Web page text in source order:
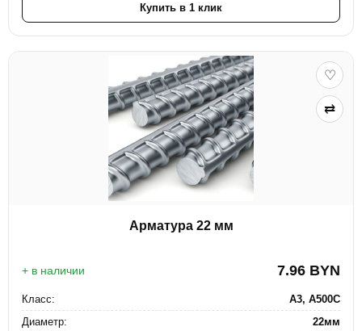
Купить в 1 клик
♡
⇄
Арматура 22 мм
+ в наличии 7.96 BYN
Класс:
А3, А500С
Диаметр:
22мм